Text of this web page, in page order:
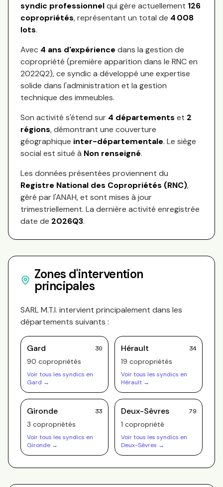
syndic professionnelqui gère actuellement 126
copropriétés, représentant un total de 4 008
lots.
Avec 4 ans d'expérience dans la gestion de
copropriété (première apparition dans le RNC en
2022Q2), ce syndic a développé une expertise
solide dans l'administration et la gestion
technique des immeubles.
Son activité s'étend sur 4 départements et 2
régions, démontrant une couverture
géographique inter-départementale. Le siège
social est situé à Non renseigné.
Les données présentées proviennent du
Registre National des Copropriétés (RNC),
géré par l'ANAH, et sont mises à jour
trimestriellement. La dernière activité enregistrée
date de 2026Q3.
Zones d'intervention
principales
SARL M.T.I. intervient principalement dans les
départements suivants :
Gard 30
90 copropriétés
Voir tous les syndics en
Gard →
Hérault 34
19 copropriétés
Voir tous les syndics en
Hérault →
Gironde 33
3 copropriétés
Voir tous les syndics en
Gironde →
Deux-Sèvres 79
1 copropriété
Voir tous les syndics en
Deux-Sèvres →